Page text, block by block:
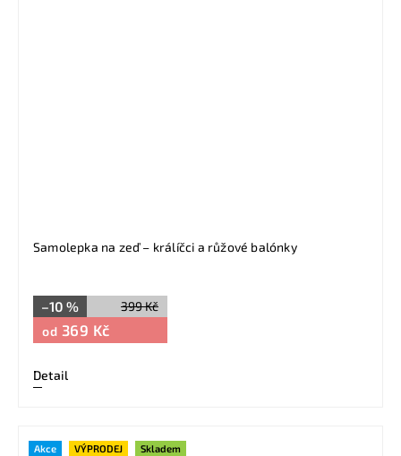
Samolepka na zeď – králíčci a růžové balónky
399 Kč
–10 %
od 369 Kč
Detail
Akce VÝPRODEJ Skladem